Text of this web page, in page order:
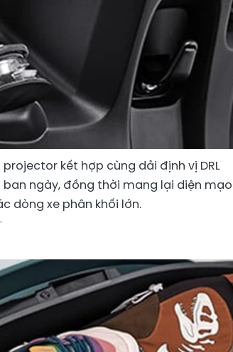
kết hợp cùng dải định vị DRL
ngày, đồng thời mang lại diện mạo
dòng xe phân khối lớn.